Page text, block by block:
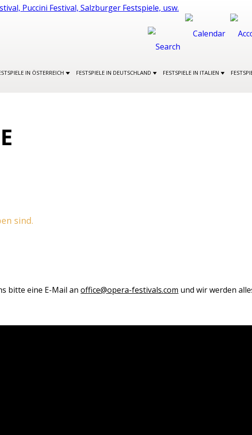
IN ÖSTERREICH FESTSPIELE IN DEUTSCHLAND FESTSPIELE IN ITALIEN
sind.
bitte eine E-Mail anoffice@opera-festivals.com und wir werden